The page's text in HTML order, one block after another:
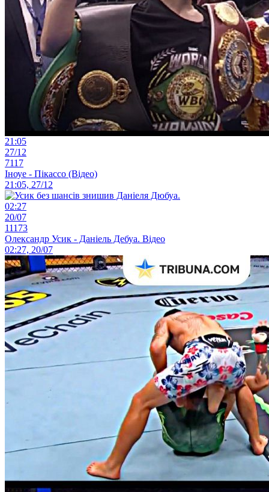
21:05
27/12
7117
Іноуе - Пікассо (Відео)
21:05, 27/12
02:27
20/07
11173
Олександр Усик - Даніель Дебуа. Відео
02:27, 20/07